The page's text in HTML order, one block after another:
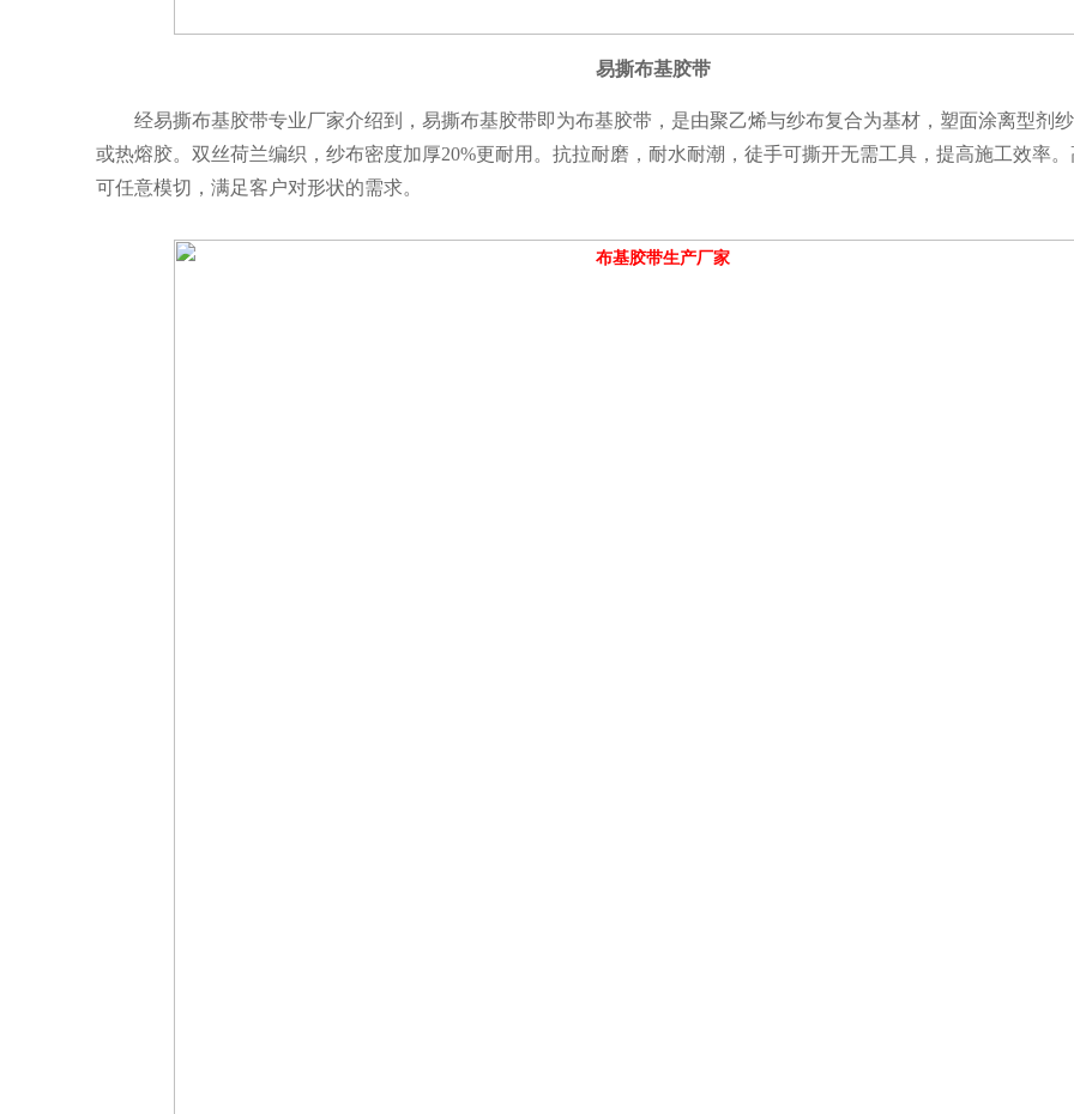
易撕布基胶带
经易撕布基胶带专业厂家介绍到，易撕布基胶带即为布基胶带，是由聚乙烯与纱布复合为基材，塑面涂离型剂
或热熔胶。双丝荷兰编织，纱布密度加厚20%更耐用。抗拉耐磨，耐水耐潮，徒手可撕开无需工具，提高施工效率
可任意模切，满足客户对形状的需求。